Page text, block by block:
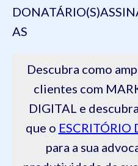
DONATÁRIO(S)
AS
Descubra como
clientes com
DIGITAL e
que o ESCRITÓRIO
para a sua